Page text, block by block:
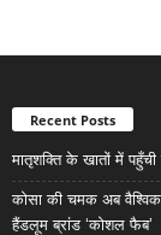
Recent Posts
मातृशक्ति के खातों में पहुँची
कोसा की चमक अब वैश्विक
हैंडलूम ब्रांड ‘कोशल फैब’